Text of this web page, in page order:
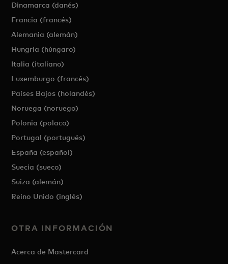
Dinamarca (danés)
Francia (francés)
Alemania (alemán)
Hungría (húngaro)
Italia (italiano)
Luxemburgo (francés)
Países Bajos (holandés)
Noruega (noruego)
Polonia (polaco)
Portugal (portugués)
España (español)
Suecia (sueco)
Suiza (alemán)
Reino Unido (inglés)
OTRA INFORMACIÓN
Acerca de Mastercard